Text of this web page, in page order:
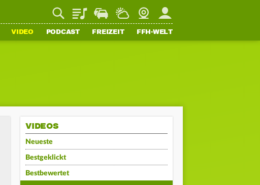
PlaylistStaupilotWetterWebcamMein FFH
VIDEO PODCAST FREIZEIT FFH-WELT
VIDEOS
Neueste
Bestgeklickt
Bestbewertet